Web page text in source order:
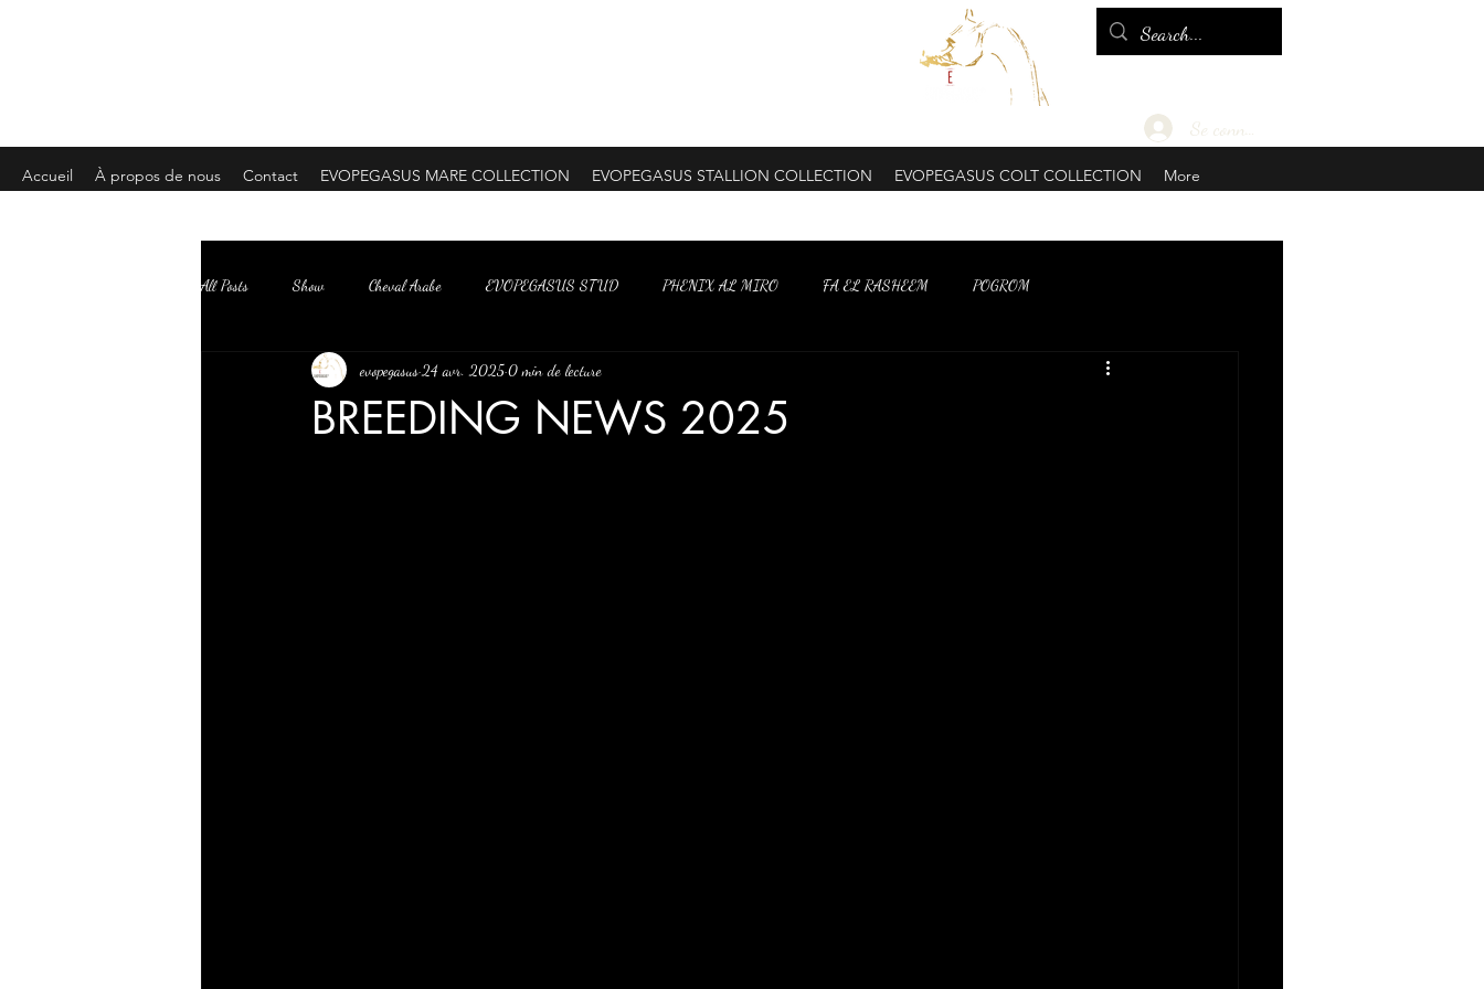
Accueil À propos de nous Contact EVOPEGASUS MARE COLLECTION EVOPEGASUS STALLION COLLECTION EVOPEGASUS COLT COLLECTION More
Se connecter
All Posts Show Cheval Arabe EVOPEGASUS STUD PHENIX AL MIRO FA EL RASHEEM POGROM
BREEDING NEWS 2025
evopegasus24 avr. 20250 min de lecture